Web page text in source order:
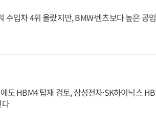
수입차 4위 올랐지만, BMW·벤츠보다 높은 공임
도 HBM4 탑재 검토, 삼성전자·SK하이닉스 HB